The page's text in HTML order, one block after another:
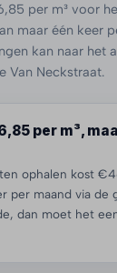
per m³ voor
maar één keer
kan naar het
Van Neckstraat.
per m³,
ophalen kost
per maand via de
dan moet het